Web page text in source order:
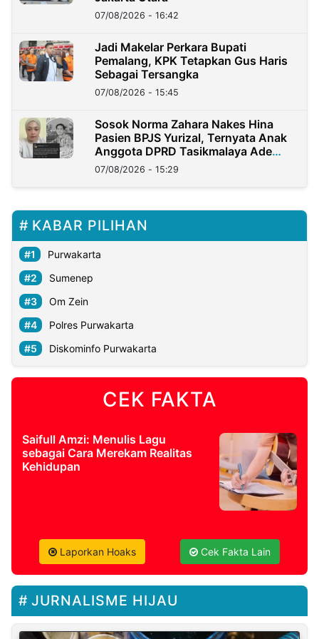
07/08/2026 - 16:42
Jadi Makelar Perkara Bupati
Pemalang, KPK Tetapkan Gus Haris
Sebagai Tersangka
07/08/2026 - 15:45
Sosok Norma Zahara Nakes Hina
Pasien BPJS Yurizal, Ternyata Anak
Anggota DPRD Tasikmalaya Ade
Lukman
07/08/2026 - 15:29
KABAR PILIHAN
Purwakarta
Sumenep
Om Zein
Polres Purwakarta
Diskominfo Purwakarta
CEK FAKTA
Saifull Amzi: Menulis Lagu
sebagai Cara Merekam Realitas
Kehidupan
Laporkan Hoaks Cek Fakta Lain
JURNALISME HIJAU